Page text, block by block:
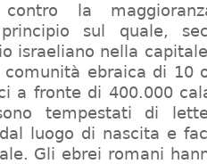
la
sul quale,
israeliano nella
comunità ebraica di 10
a fronte di 400.000
tempestati di
luogo di nascita e
Gli ebrei romani